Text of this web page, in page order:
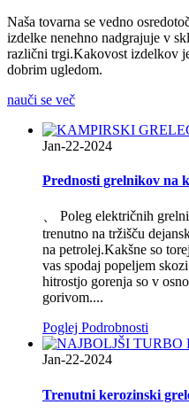
Naša tovarna se vedno
izdelke nenehno nadgrajuje v
različni trgi.Kakovost izdelkov
dobrim ugledom.
nauči se več
Jan-22-2024
Prednosti grelnikov na
、 Poleg električnih
trenutno na tržišču
na petrolej.Kakšne so
vas spodaj popeljem
hitrostjo gorenja so v
gorivom....
Poglej Podrobnosti
Jan-22-2024
Trenutni kerozinski